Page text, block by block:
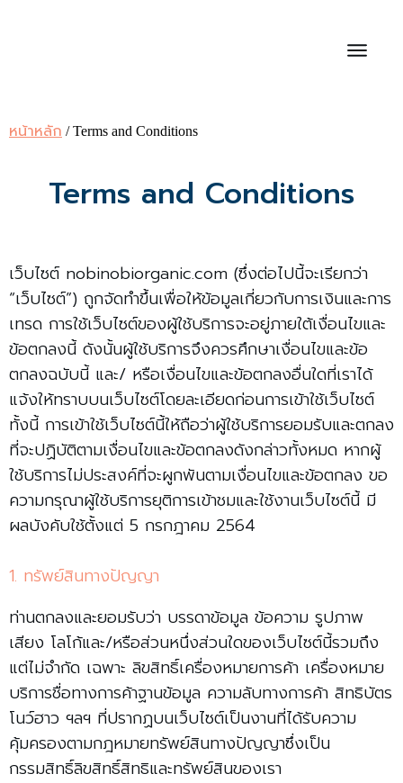
หน้าหลัก / Terms and Conditions
Terms and Conditions
เว็บไซต์ nobinobiorganic.com (ซึ่งต่อไปนี้จะเรียกว่า
“เว็บไซต์”) ถูกจัดทำขึ้นเพื่อให้ข้อมูลเกี่ยวกับการเงินและการ
เทรด การใช้เว็บไซต์ของผู้ใช้บริการจะอยู่ภายใต้เงื่อนไขและ
ข้อตกลงนี้ ดังนั้นผู้ใช้บริการจึงควรศึกษาเงื่อนไขและข้อ
ตกลงฉบับนี้ และ/ หรือเงื่อนไขและข้อตกลงอื่นใดที่เราได้
แจ้งให้ทราบบนเว็บไซต์โดยละเอียดก่อนการเข้าใช้เว็บไซต์
ทั้งนี้ การเข้าใช้เว็บไซต์นี้ให้ถือว่าผู้ใช้บริการยอมรับและตกลง
ที่จะปฏิบัติตามเงื่อนไขและข้อตกลงดังกล่าวทั้งหมด หากผู้
ใช้บริการไม่ประสงค์ที่จะผูกพันตามเงื่อนไขและข้อตกลง ขอ
ความกรุณาผู้ใช้บริการยุติการเข้าชมและใช้งานเว็บไซต์นี้ มี
ผลบังคับใช้ตั้งแต่ 5 กรกฎาคม 2564
1. ทรัพย์สินทางปัญญา
ท่านตกลงและยอมรับว่า บรรดาข้อมูล ข้อความ รูปภาพ
เสียง โลโก้และ/หรือส่วนหนึ่งส่วนใดของเว็บไซต์นี้รวมถึง
แต่ไม่จำกัด เฉพาะ ลิขสิทธิ์เครื่องหมายการค้า เครื่องหมาย
บริการชื่อทางการค้าฐานข้อมูล ความลับทางการค้า สิทธิบัตร
โนว์ฮาว ฯลฯ ที่ปรากฏบนเว็บไซต์เป็นงานที่ได้รับความ
คุ้มครองตามกฎหมายทรัพย์สินทางปัญญาซึ่งเป็น
กรรมสิทธิ์ลิขสิทธิ์สิทธิและทรัพย์สินของเรา